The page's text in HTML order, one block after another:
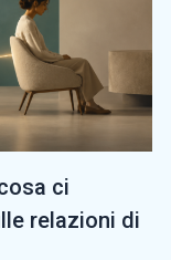
ci
relazioni di